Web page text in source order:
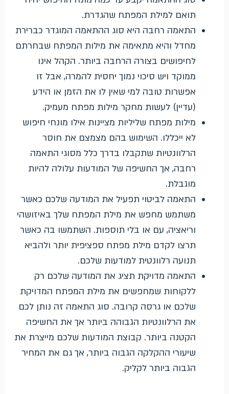
תואם למילת המפתח שהגדרת.
התאמה רחבה היא סוג ההתאמה המוגדר כברירת
מחדל והיא מתאימה את מילות המפתח שבחרתם
לחיפושים בצורה הרחבה ביותר. הקהל אינו
ממוקד ויש סיכוי נמוך יחסית להמרה, אבל זו
אפשרות טובה למי שאין לו את הזמן או הידע
(עדיין) לעשות מחקר מילות מפתח מעמיק.
מילות מפתח שליליות מציינות אילו מונחי חיפוש
לא ייכללו. השימוש בהם מצמצם את חוסר
הרלוונטיות שתקבלו בדרך כלל מסוגי התאמה
רחבה, אך החשיפה של המודעות עלולה להיות
מוגבלת.
התאמה לביטוי תפעיל את המודעה שלכם כאשר
משתמש מחפש את מילת המפתח שלך באיזושהי
וריאציה, עם או בלי תוספות. השתמשו בה כאשר
תרצו לקדם מילת מפתח ספציפית יותר ולהביא
תנועה רלוונטית למודעות שלכם.
התאמה מדויקת תציג את המודעה שלכם רק
ללקוחות שמחפשים את מילת המפתח המדויקת
שלכם או גרסה קרובה. סוג התאמה זה נותן לכם
את הרלוונטיות הגבוהה ביותר אך את החשיפה
הקטנה ביותר. קבוצת המודעות שלכם מייצרת את
שיעורי ההקלקה הגבוה ביותר, אך גם את המחיר
הגבוה ביותר לקליק.